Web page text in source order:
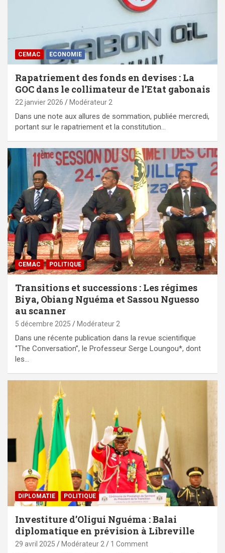
CEMAC ECONOMIE
Rapatriement des fonds en devises : La
GOC dans le collimateur de l’Etat gabonais
22 janvier 2026 Modérateur 2
Dans une note aux allures de sommation, publiée mercredi,
portant sur le rapatriement et la constitution…
CEMAC POLITIQUE
Transitions et successions : Les régimes
Biya, Obiang Nguéma et Sassou Nguesso
au scanner
5 décembre 2025 Modérateur 2
Dans une récente publication dans la revue scientifique
‘’The Conversation’’, le Professeur Serge Loungou*, dont
les…
DIPLOMATIE POLITIQUE
Investiture d’Oligui Nguéma : Balai
diplomatique en prévision à Libreville
29 avril 2025 Modérateur 2 1 Comment